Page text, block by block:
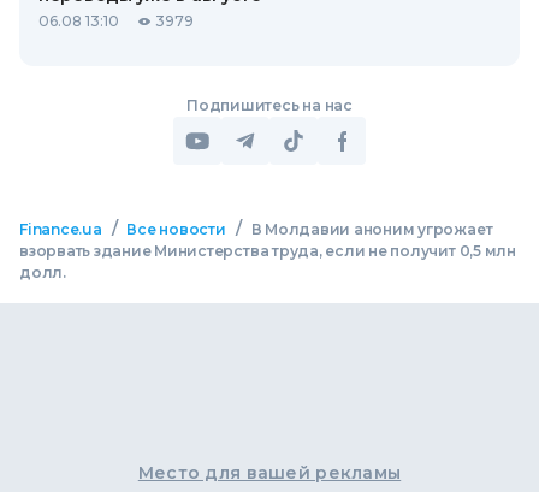
06.08 13:10 3979
Подпишитесь на нас
Finance.ua / Все новости /
В Молдавии аноним угрожает
взорвать здание Министерства труда, если не получит 0,5 млн
долл.
Место для вашей рекламы